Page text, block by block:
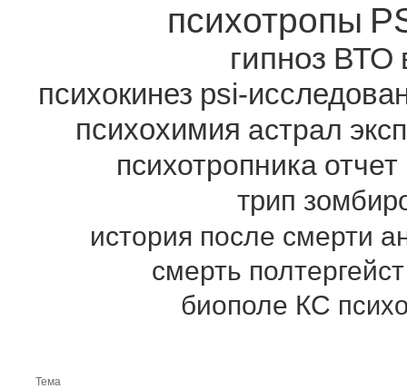
психотропы
гипноз ВТО
психокинез psi-
психохимия астрал
психотропника отчет
трип
история после смерти
смерть полтергейст
биополе КС
Тема